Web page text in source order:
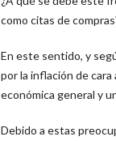
como citas de
En este sentido, y
por la inflación de cara
económica general y
Debido a estas